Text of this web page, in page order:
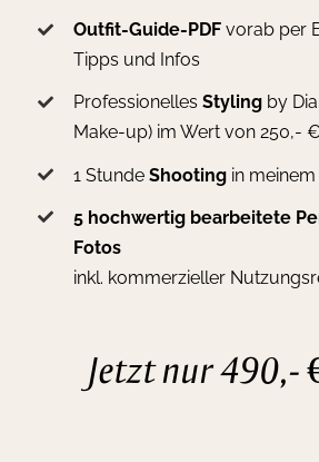
Outfit-Guide-PDFvorab per
Tipps und Infos
Professionelles Stylingby
Make-up) im Wert von 250,- €
1 Stunde Shootingin meinem
5 hochwertig bearbeitete
Fotos
inkl. kommerzieller
Jetzt nur 490,-